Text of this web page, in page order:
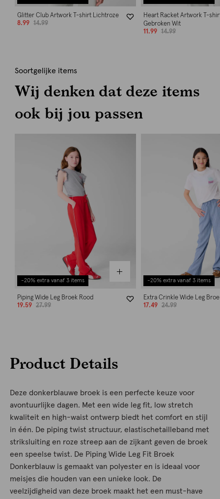
Glitter Club Artwork T-shirt Lichtroze
8.99
14.99
Heart Racket Artwork T-
Gebroken Wit
11.99
14.99
Soortgelijke items
Wij denken dat deze items
ook bij jou passen
-20% extra vanaf 3 items
Piping Wide Leg Broek Rood
19.59
27.99
-20% extra vanaf 3 items
Extra Crinkle Wide Leg
17.49
24.99
Product Details
Deze donkerblauwe broek is een perfecte keuze voor
avontuurlijke dagen. Met een wide leg fit, low stretch
kwaliteit en high-waist ontwerp biedt het comfort en stijl
in één. De piping twist structuur, elastischetailleband met
striksluiting en roze streep aan de zijkant geven de broek
een speelse twist. De Piping Wide Leg Fit Broek
Donkerblauw is gemaakt van polyester en is ideaal voor
meisjes die houden van een unieke look. De
veelzijdigheid van deze broek maakt het een must-have